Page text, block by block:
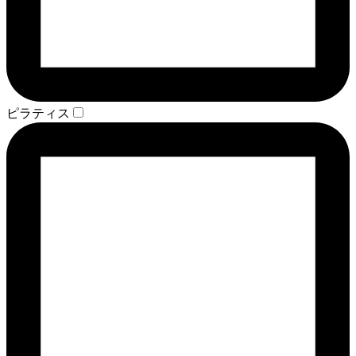
ピラティス